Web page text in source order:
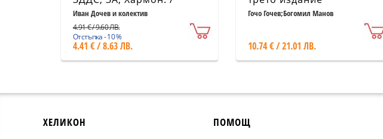
старо
Иван Дочев и колектив
4.91 € / 9.60 ЛВ.
Отстъпка - 10 %
4.41 € / 8.63 ЛВ.
Гочо Гочев;Богомил Манов
10.74 € / 21.01 ЛВ.
ХЕЛИКОН ПОМОЩ